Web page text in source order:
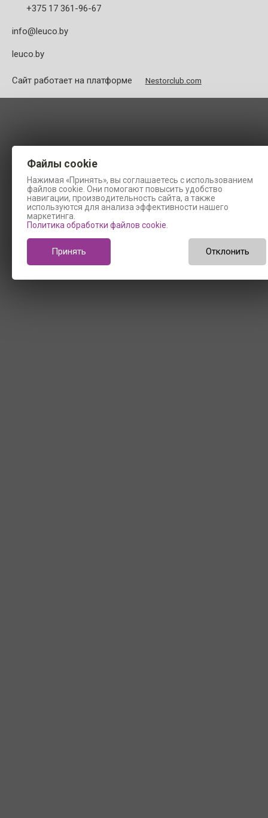
+375 17 361-96-67
info@leuco.by
leuco.by
Сайт работает на платформе Nestorclub.com
Файлы cookie
Нажимая «Принять», вы соглашаетесь с использованием
файлов cookie. Они помогают повысить удобство
навигации, производительность сайта, а также
используются для анализа эффективности нашего
маркетинга.
Политика обработки файлов cookie.
Принять Отклонить